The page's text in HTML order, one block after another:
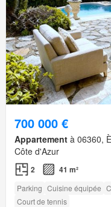
700 000 €
Appartement à 06360,
Côte d'Azur
2 41 m²
Parking Cuisine équipée
Court de tennis